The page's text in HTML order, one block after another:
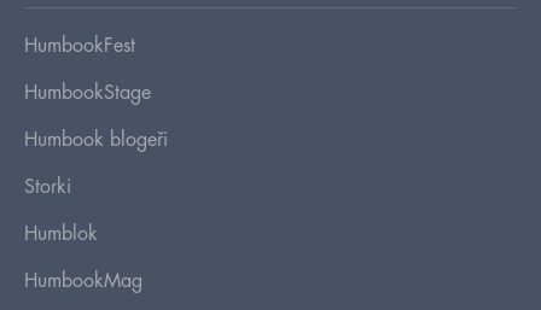
HumbookFest
HumbookStage
Humbook blogeři
Storki
Humblok
HumbookMag